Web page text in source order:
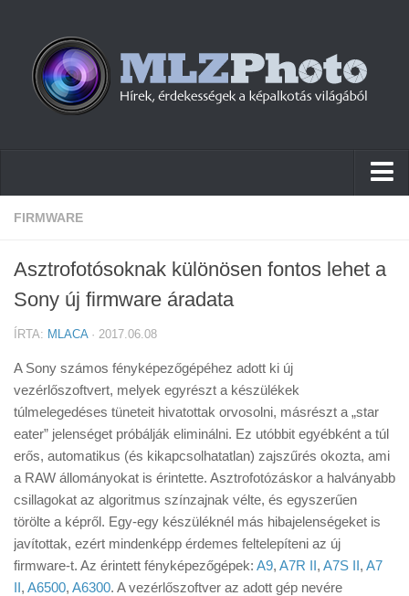
Hírek
Cikkek
Szoftver
Tudástár
Tanácsok
Érdekességek
Helyszíni Riport
E-BB
FIRMWARE
Asztrofotósoknak különösen fontos lehet a
Sony új firmware áradata
ÍRTA: MLACA· 2017.06.08
A Sony számos fényképezőgépéhez adott ki új
vezérlőszoftvert, melyek egyrészt a készülékek
túlmelegedéses tüneteit hivatottak orvosolni, másrészt a „star
eater” jelenséget próbálják eliminálni. Ez utóbbit egyébként a túl
erős, automatikus (és kikapcsolhatatlan) zajszűrés okozta, ami
a RAW állományokat is érintette. Asztrofotózáskor a halványabb
csillagokat az algoritmus színzajnak vélte, és egyszerűen
törölte a képről. Egy-egy készüléknél más hibajelenségeket is
javítottak, ezért mindenképp érdemes feltelepíteni az új
firmware-t. Az érintett fényképezőgépek: A9, A7R II, A7S II, A7
II, A6500, A6300. A vezérlőszoftver az adott gép nevére